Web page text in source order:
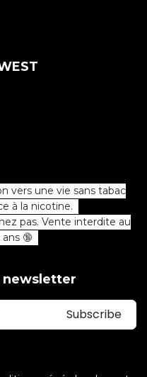
vers une vie sans tabac
à la nicotine.
pas. Vente interdite au
🔞
newsletter
Subscribe